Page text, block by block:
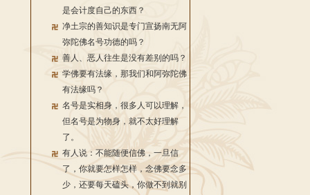
是会计度自己的东西？
净土宗的善知识是专门宣扬南无阿
弥陀佛名号功德的吗？
善人、恶人往生是没有差别的吗？
学佛要有法缘，那我们和阿弥陀佛
有法缘吗？
名号是实相身，很多人可以理解，
但名号是为物身，就不太好理解
了。
有人说：不能随便信佛，一旦信
了，你就要怎样怎样，念佛要念多
少，还要每天磕头，你做不到就别